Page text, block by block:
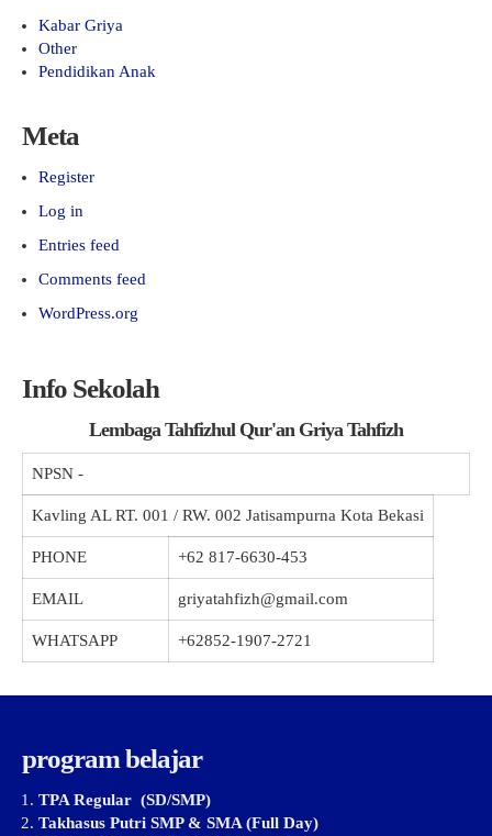
Kabar Griya
Other
Pendidikan Anak
Meta
Register
Log in
Entries feed
Comments feed
WordPress.org
Info Sekolah
Lembaga Tahfizhul Qur'an Griya Tahfizh
NPSN -
Kavling AL RT. 001 / RW. 002 Jatisampurna Kota Bekasi
PHONE +62 817-6630-453
EMAIL griyatahfizh@gmail.com
WHATSAPP +62852-1907-2721
program belajar
TPA Regular (SD/SMP)
Takhasus Putri SMP & SMA (Full Day)